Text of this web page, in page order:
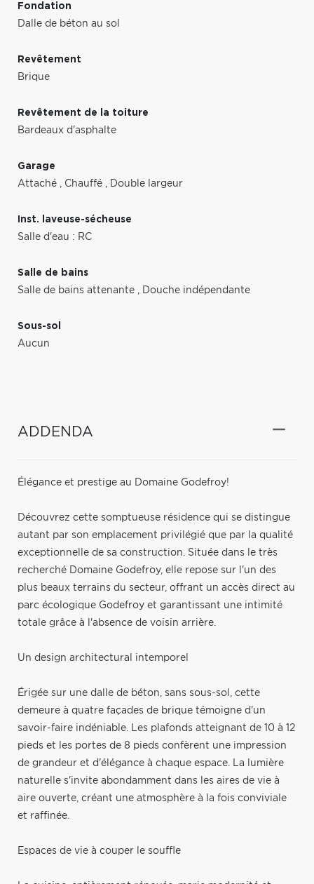
Fondation
Dalle de béton au sol
Revêtement
Brique
Revêtement de la toiture
Bardeaux d'asphalte
Garage
Attaché , Chauffé , Double largeur
Inst. laveuse-sécheuse
Salle d'eau : RC
Salle de bains
Salle de bains attenante , Douche indépendante
Sous-sol
Aucun
ADDENDA
Élégance et prestige au Domaine Godefroy!
Découvrez cette somptueuse résidence qui se distingue
autant par son emplacement privilégié que par la qualité
exceptionnelle de sa construction. Située dans le très
recherché Domaine Godefroy, elle repose sur l'un des
plus beaux terrains du secteur, offrant un accès direct au
parc écologique Godefroy et garantissant une intimité
totale grâce à l'absence de voisin arrière.
Un design architectural intemporel
Érigée sur une dalle de béton, sans sous-sol, cette
demeure à quatre façades de brique témoigne d'un
savoir-faire indéniable. Les plafonds atteignant de 10 à 12
pieds et les portes de 8 pieds confèrent une impression
de grandeur et d'élégance à chaque espace. La lumière
naturelle s'invite abondamment dans les aires de vie à
aire ouverte, créant une atmosphère à la fois conviviale
et raffinée.
Espaces de vie à couper le souffle